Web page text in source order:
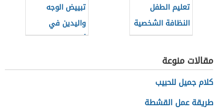
تعليم الطفل
النظافة الشخصية
والاهتمام بنفسه
تبييض الوجه
واليدين في
أسبوع
مقالات منوعة
كلام جميل للحبيب
طريقة عمل القشطة